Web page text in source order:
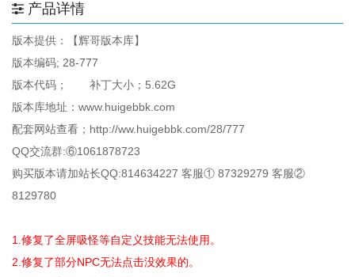
产品详情
版本提供：【辉哥版本库】
版本编码; 28-777
版本代码； 补丁大小；5.62G
版本库地址：www.huigebbk.com
配套网站查看；http://ww.huigebbk.com/28/777
QQ交流群:⑥1061878723
购买版本请加站长QQ:814634227 客服① 87329279 客服②
8129780
1.修复了全屏吸怪等自定义技能无法使用。
2.修复了部分NPC无法点击没效果的。